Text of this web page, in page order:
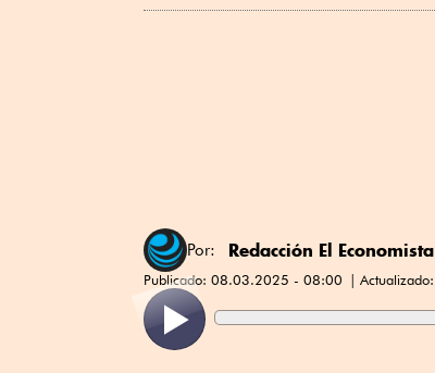
Por: Redacción El Economista
Publicado: 08.03.2025 - 08:00 Actualizado: